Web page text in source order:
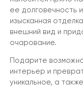
ее долговечность
изысканная
внешний вид и
очарование.
Подарите
интерьер и
уникальное, а